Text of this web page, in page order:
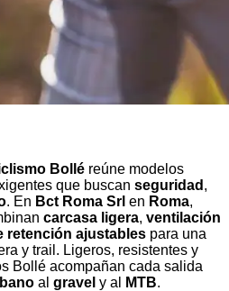
Bollé reúne modelos
que buscan seguridad ,
. En Bct Roma Srl en Roma,
carcasa ligera, ventilación
retención ajustables para una
y trail. Ligeros, resistentes y
Bollé acompañan cada salida
al gravel y al MTB.